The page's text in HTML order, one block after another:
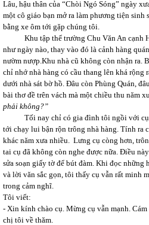
Lâu, hậu thân của “Chòi Ngó Sóng” ngày
một cô giáo bạn mở ra làm phương tiện sinh
bằng xe ôm tới gặp chúng tôi.
Khu tập thể trường Chu Văn An cạnh
như ngày nào, thay vào đó là cảnh hàng
nườm nượp.Khu nhà cũ không còn nhận ra.
chỉ nhớ nhà hàng có cầu thang lên khá
dưới nhà sát bờ hồ. Đâu còn Phùng Quán,
bài thơ đề trên vách mà một chiều thu năm
phải không?”
Tối nay chỉ có gia đình tôi ngồi với cụ
tới chạy lui bận rộn trông nhà hàng. Tính ra
khác năm xưa nhiều. Lưng cụ còng hơn,
tai cụ đã không còn nghe được nữa. Điều
sửa soạn giấy tờ để bút đàm. Khi đọc những
và lời văn sắc gọn, tôi thấy cụ vẫn rất minh
trong cảm nghĩ.
Tôi viết:
- Xin kính chào cụ. Mừng cụ vẫn mạnh.
chị tôi về thăm.